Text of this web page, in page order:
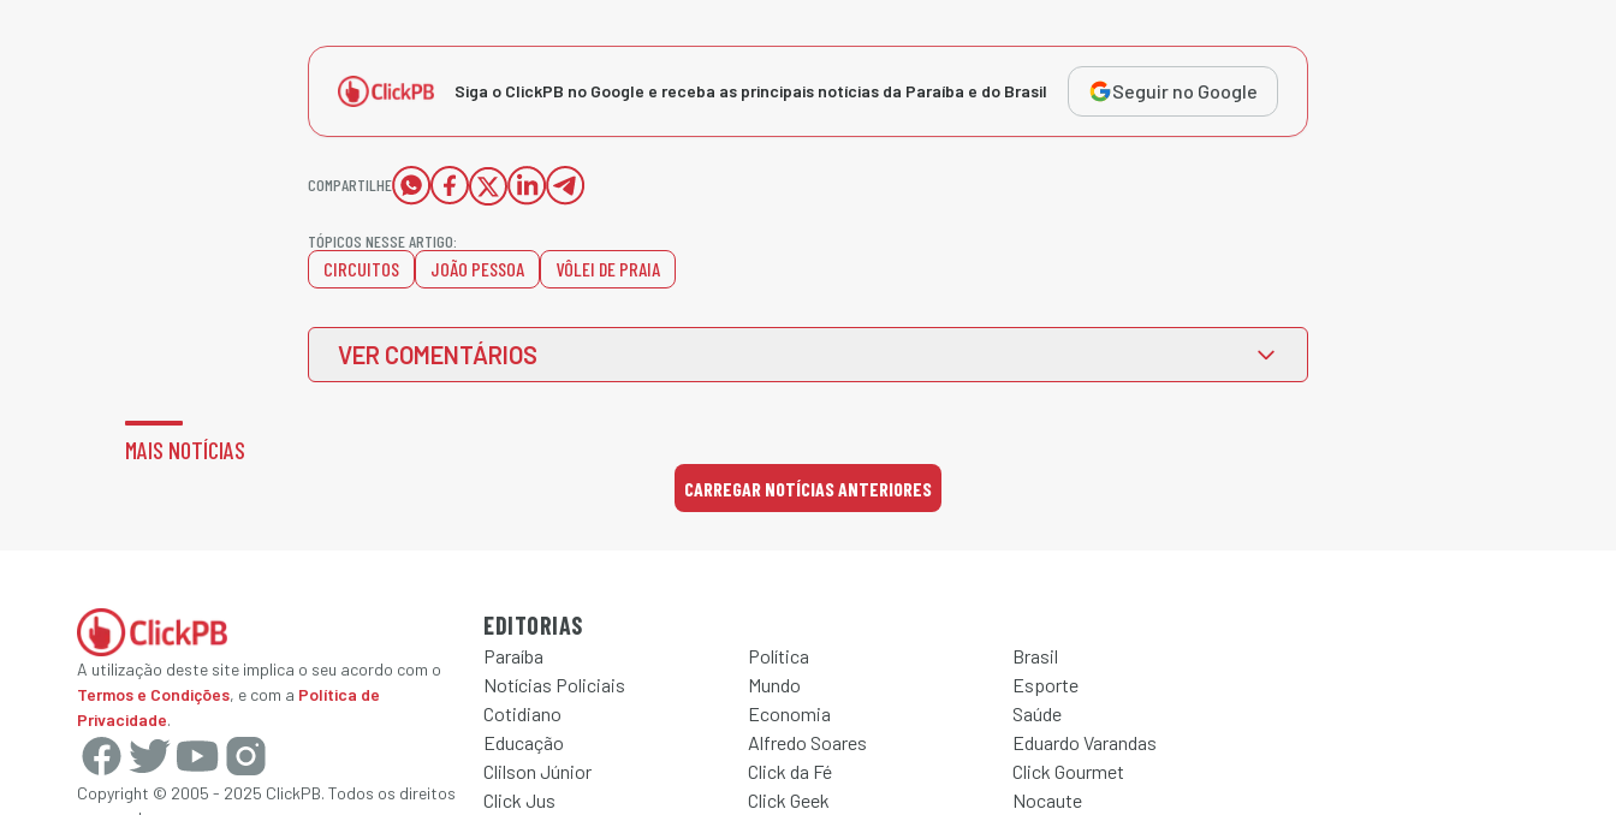
Siga o ClickPB no Google e receba as principais notícias da Paraíba e do Brasil Seguir no Google
COMPARTILHE
TÓPICOS NESSE ARTIGO:
CIRCUITOS JOÃO PESSOA VÔLEI DE PRAIA
VER COMENTÁRIOS
MAIS NOTÍCIAS
CARREGAR NOTÍCIAS ANTERIORES
A utilização deste site implica o seu acordo com o
Termos e Condições, e com a Política de
Privacidade.
Copyright © 2005 - 2025 ClickPB. Todos os direitos
EDITORIAS
Paraíba Política
Brasil
Notícias Policiais
Mundo
Esporte
Cotidiano
Economia
Saúde
Educação
Alfredo Soares
Eduardo Varandas
Clilson Júnior
Click da Fé
Click Gourmet
Click Jus
Click Geek Nocaute